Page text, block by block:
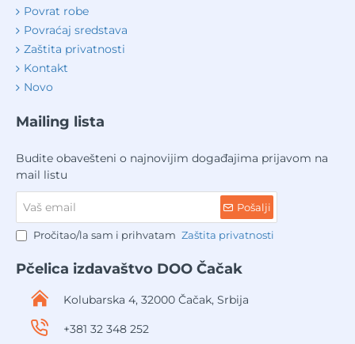
Povrat robe
Povraćaj sredstava
Zaštita privatnosti
Kontakt
Novo
Mailing lista
Budite obavešteni o najnovijim događajima prijavom na
mail listu
email
Pošalji
Pročitao/la sam i prihvatam Zaštita privatnosti
Pčelica izdavaštvo DOO Čačak
Kolubarska 4, 32000 Čačak, Srbija
+381 32 348 252